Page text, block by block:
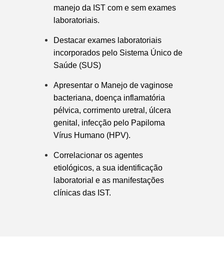
manejo da IST com e sem exames
laboratoriais.
Destacar exames laboratoriais
incorporados pelo Sistema Único de
Saúde (SUS)
Apresentar o Manejo de vaginose
bacteriana, doença inflamatória
pélvica, corrimento uretral, úlcera
genital, infecção pelo Papiloma
Vírus Humano (HPV).
Correlacionar os agentes
etiológicos, a sua identificação
laboratorial e as manifestações
clínicas das IST.